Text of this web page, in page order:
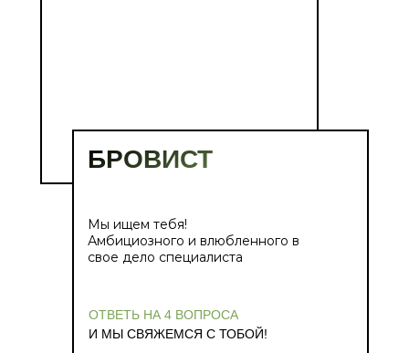
ОТВЕТЬ НА 4 ВОПРОСА
И МЫ СВЯЖЕМСЯ С ТОБОЙ!
БРОВИСТ
Мы ищем тебя!
Амбициозного и влюбленного в
свое дело специалиста